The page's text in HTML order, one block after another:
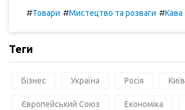
#Товари #Мистецтво та розваги #Кава
Теги
Бізнес Україна Росія Київ
Європейський Союз Економіка